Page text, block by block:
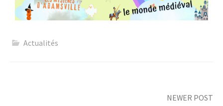
Actualités
NEWER POST